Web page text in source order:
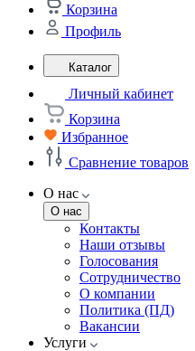
Корзина
Профиль
Каталог
Личный кабинет
Корзина
Избранное
Сравнение товаров
О нас
О нас
Контакты
Наши отзывы
Голосования
Сотрудничество
О компании
Политика (ПД)
Вакансии
Услуги